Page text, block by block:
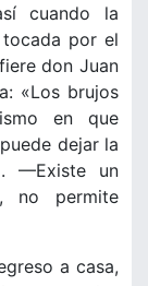
cuando la
por el
don Juan
«Los brujos
en que
dejar la
—Existe un
no permite
a casa,